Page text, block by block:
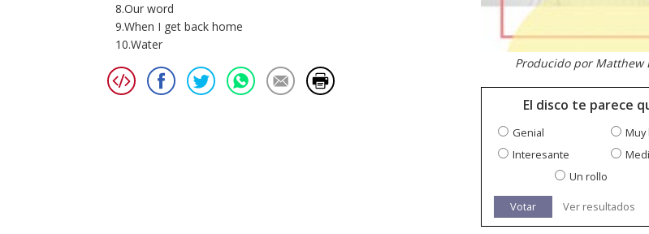
8.Our word
9.When I get back home
10.Water
Producido por Matthew
El disco te parece
Genial
Muy
Interesante
Un rollo
Votar Ver resultados